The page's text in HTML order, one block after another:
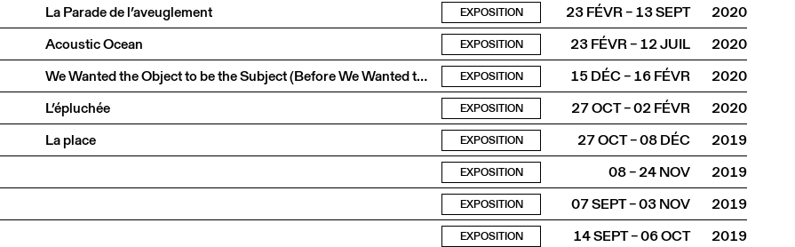
La Parade de l’aveuglement EXPOSITION 23 FÉVR – 13 SEPT
2020
Acoustic Ocean EXPOSITION 23 FÉVR – 12 JUIL
2020
We Wanted the Object to be the Subject (Before We Wanted the Reverse) EXPOSITION 15 DÉC – 16 FÉVR
2020
L’épluchée EXPOSITION 27 OCT – 02 FÉVR
2020
La place EXPOSITION 27 OCT – 08 DÉC
2019
EXPOSITION 08 – 24 NOV
2019
EXPOSITION 07 SEPT – 03 NOV
2019
EXPOSITION 14 SEPT – 06 OCT
2019